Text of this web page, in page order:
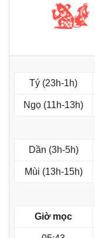
Tý (23h-1h)
Ngọ (11h-13h)
Dần (3h-5h)
Mùi (13h-15h)
Giờ mọc